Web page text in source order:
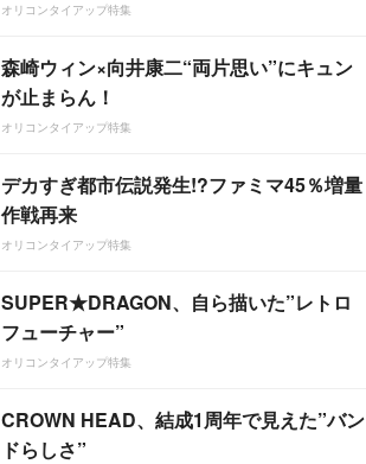
オリコンタイアップ特集
森崎ウィン×向井康二“両片思い”にキュン
が止まらん！
オリコンタイアップ特集
デカすぎ都市伝説発生!?ファミマ45％増量
作戦再来
オリコンタイアップ特集
SUPER★DRAGON、自ら描いた”レトロ
フューチャー”
オリコンタイアップ特集
CROWN HEAD、結成1周年で見えた”バン
ドらしさ”